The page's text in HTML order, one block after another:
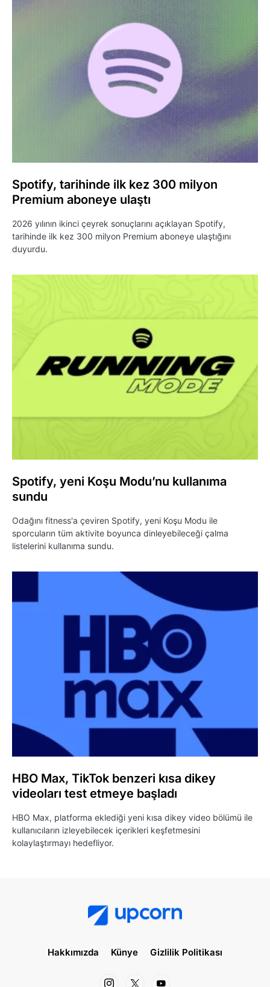
Spotify, tarihinde ilk kez 300 milyon
Premium aboneye ulaştı
2026 yılının ikinci çeyrek sonuçlarını açıklayan Spotify,
tarihinde ilk kez 300 milyon Premium aboneye ulaştığını
duyurdu.
Spotify, yeni Koşu Modu’nu kullanıma
sundu
Odağını fitness'a çeviren Spotify, yeni Koşu Modu ile
sporcuların tüm aktivite boyunca dinleyebileceği çalma
listelerini kullanıma sundu.
HBO Max, TikTok benzeri kısa dikey
videoları test etmeye başladı
HBO Max, platforma eklediği yeni kısa dikey video bölümü ile
kullanıcıların izleyebilecek içerikleri keşfetmesini
kolaylaştırmayı hedefliyor.
Hakkımızda Künye Gizlilik Politikası